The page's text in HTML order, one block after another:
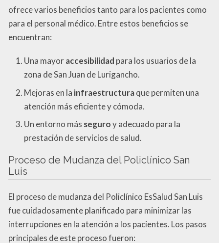
ofrece varios beneficios tanto para los pacientes como
para el personal médico. Entre estos beneficios se
encuentran:
Una mayoraccesibilidad para los usuarios de la
zona de San Juan de Lurigancho.
Mejoras en la infraestructuraque permiten una
atención más eficiente y cómoda.
Un entorno más seguroy adecuado para la
prestación de servicios de salud.
Proceso de Mudanza del Policlínico San
Luis
El proceso de mudanza del Policlínico EsSalud San Luis
fue cuidadosamente planificado para minimizar las
interrupciones en la atención a los pacientes. Los pasos
principales de este proceso fueron: